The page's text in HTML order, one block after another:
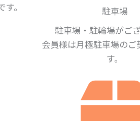
。
駐車場
駐車場・駐輪場がござ
会員様は月極駐車場のご
す。